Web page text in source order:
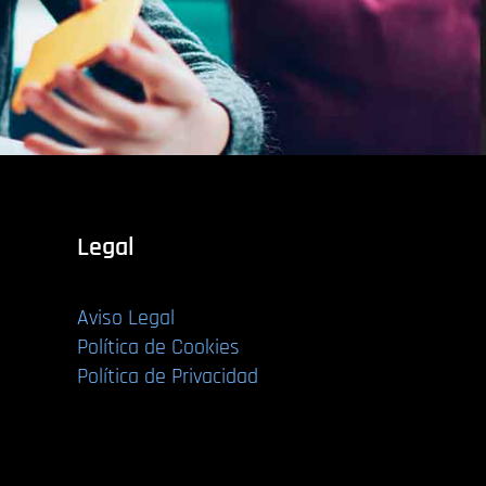
Legal
Aviso Legal
Política de Cookies
Política de Privacidad